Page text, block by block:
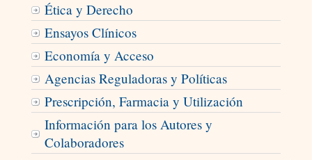
Ética y Derecho
Ensayos Clínicos
Economía y Acceso
Agencias Reguladoras y Políticas
Prescripción, Farmacia y Utilización
Información para los Autores y
Colaboradores